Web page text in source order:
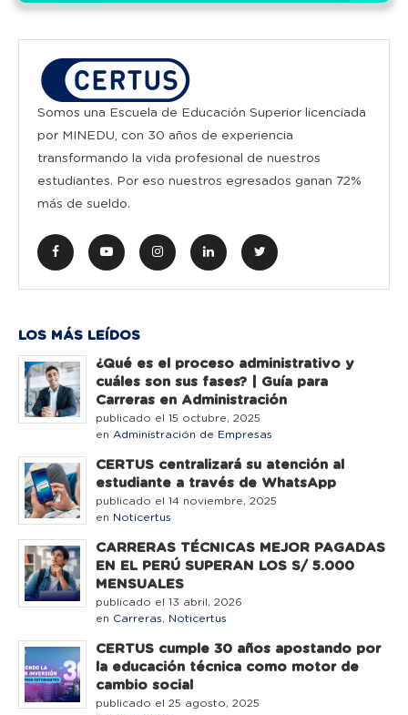
Somos una Escuela de Educación Superior licenciada
por MINEDU, con 30 años de experiencia
transformando la vida profesional de nuestros
estudiantes. Por eso nuestros egresados ganan 72%
más de sueldo.
LOS MÁS LEÍDOS
¿Qué es el proceso administrativo y
cuáles son sus fases? | Guía para
Carreras en Administración
publicado el 15 octubre, 2025
en Administración de Empresas
CERTUS centralizará su atención al
estudiante a través de WhatsApp
publicado el 14 noviembre, 2025
en Noticertus
CARRERAS TÉCNICAS MEJOR PAGADAS
EN EL PERÚ SUPERAN LOS S/ 5.000
MENSUALES
publicado el 13 abril, 2026
en Carreras, Noticertus
CERTUS cumple 30 años apostando por
la educación técnica como motor de
cambio social
publicado el 25 agosto, 2025